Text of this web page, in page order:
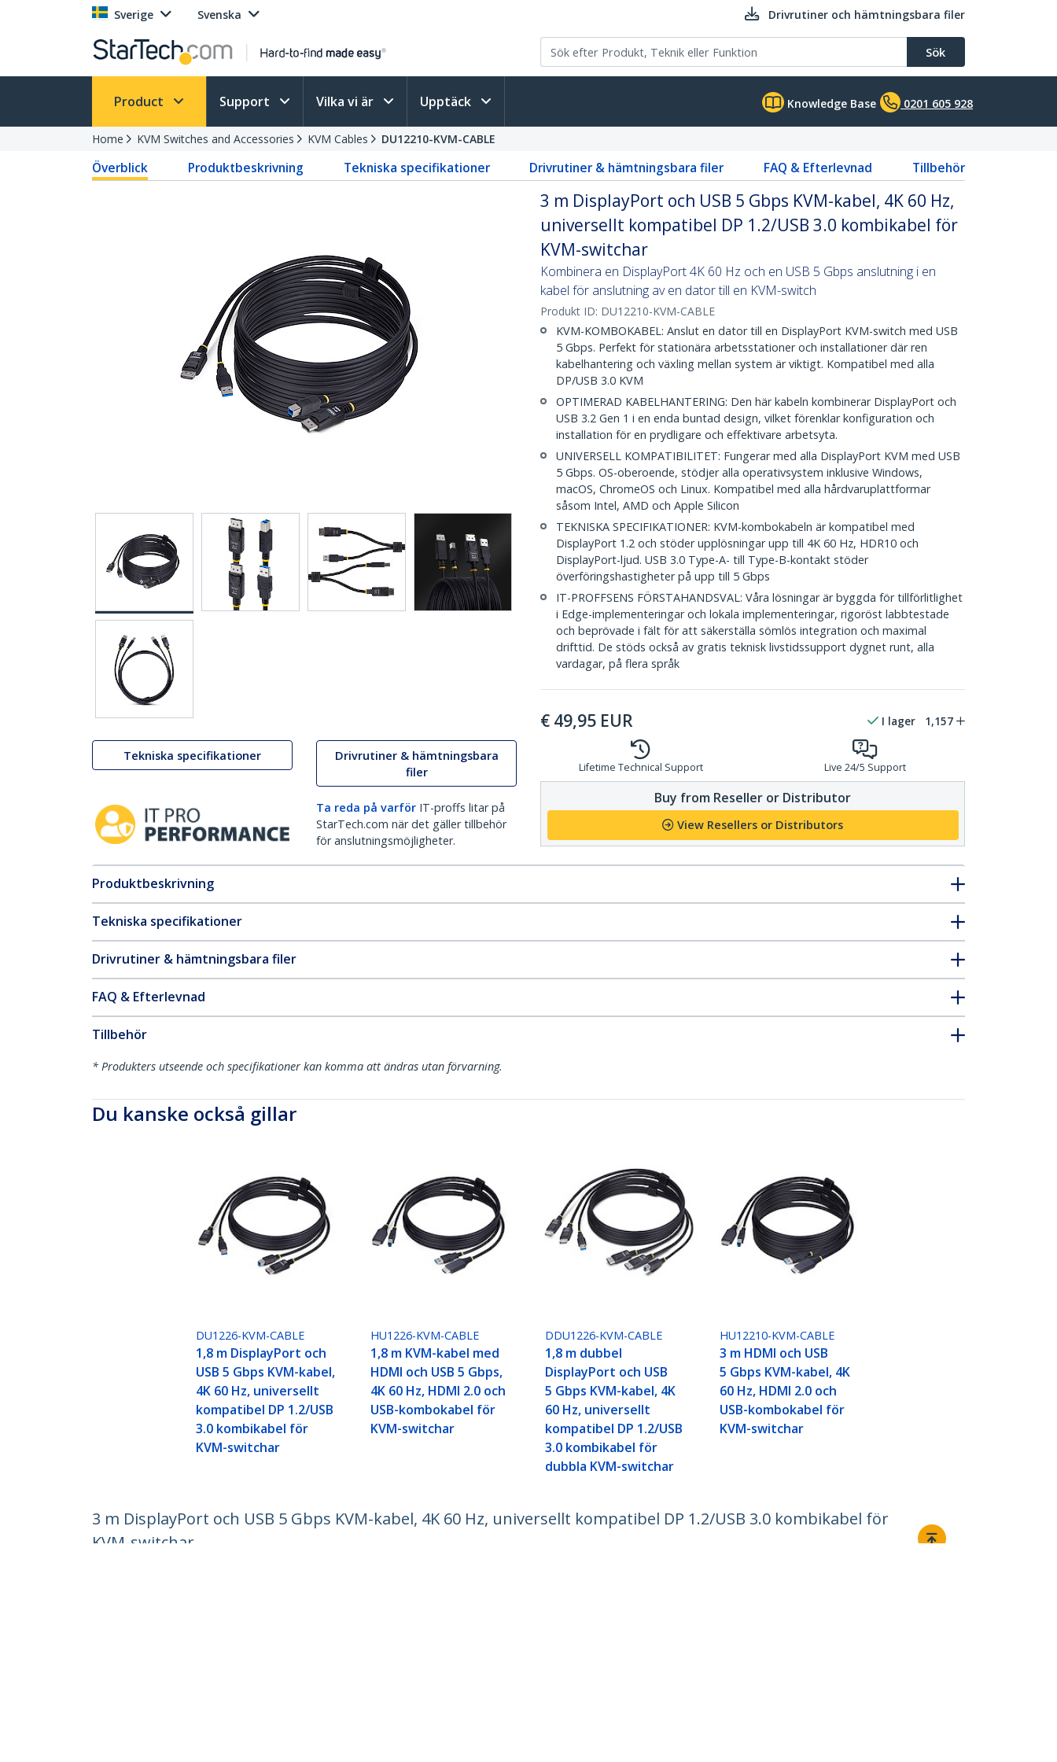
Sverige Svenska Drivrutiner och hämtningsbara filer
Sök
Product Support Vilka vi är Upptäck Knowledge Base 0201 605 928
Home KVM Switches and Accessories KVM Cables DU12210-KVM-CABLE
Överblick Produktbeskrivning Tekniska specifikationer Drivrutiner & hämtningsbara filer FAQ & Efterlevnad Tillbehör
Tekniska specifikationer
Drivrutiner & hämtningsbara
filer
Ta reda på varför IT-proffs litar på
StarTech.com när det gäller tillbehör
för anslutningsmöjligheter.
3 m DisplayPort och USB 5 Gbps KVM-kabel, 4K 60 Hz,
universellt kompatibel DP 1.2/USB 3.0 kombikabel för
KVM-switchar
Kombinera en DisplayPort 4K 60 Hz och en USB 5 Gbps anslutning i en
kabel för anslutning av en dator till en KVM-switch
Produkt ID: DU12210-KVM-CABLE
KVM-KOMBOKABEL: Anslut en dator till en DisplayPort KVM-switch med USB
5 Gbps. Perfekt för stationära arbetsstationer och installationer där ren
kabelhantering och växling mellan system är viktigt. Kompatibel med alla
DP/USB 3.0 KVM
OPTIMERAD KABELHANTERING: Den här kabeln kombinerar DisplayPort och
USB 3.2 Gen 1 i en enda buntad design, vilket förenklar konfiguration och
installation för en prydligare och effektivare arbetsyta.
UNIVERSELL KOMPATIBILITET: Fungerar med alla DisplayPort KVM med USB
5 Gbps. OS-oberoende, stödjer alla operativsystem inklusive Windows,
macOS, ChromeOS och Linux. Kompatibel med alla hårdvaruplattformar
såsom Intel, AMD och Apple Silicon
TEKNISKA SPECIFIKATIONER: KVM-kombokabeln är kompatibel med
DisplayPort 1.2 och stöder upplösningar upp till 4K 60 Hz, HDR10 och
DisplayPort-ljud. USB 3.0 Type-A- till Type-B-kontakt stöder
överföringshastigheter på upp till 5 Gbps
IT-PROFFSENS FÖRSTAHANDSVAL: Våra lösningar är byggda för tillförlitlighet
i Edge-implementeringar och lokala implementeringar, rigoröst labbtestade
och beprövade i fält för att säkerställa sömlös integration och maximal
drifttid. De stöds också av gratis teknisk livstidssupport dygnet runt, alla
vardagar, på flera språk
€ 49,95 EUR I lager 1,157
Lifetime Technical Support Live 24/5 Support
Buy from Reseller or Distributor
View Resellers or Distributors
Produktbeskrivning
Tekniska specifikationer
Drivrutiner & hämtningsbara filer
FAQ & Efterlevnad
Tillbehör
* Produkters utseende och specifikationer kan komma att ändras utan förvarning.
Du kanske också gillar
DU1226-KVM-CABLE
1,8 m DisplayPort och
USB 5 Gbps KVM-kabel,
4K 60 Hz, universellt
kompatibel DP 1.2/USB
3.0 kombikabel för
KVM-switchar
HU1226-KVM-CABLE
1,8 m KVM-kabel med
HDMI och USB 5 Gbps,
4K 60 Hz, HDMI 2.0 och
USB-kombokabel för
KVM-switchar
DDU1226-KVM-CABLE
1,8 m dubbel
DisplayPort och USB
5 Gbps KVM-kabel, 4K
60 Hz, universellt
kompatibel DP 1.2/USB
3.0 kombikabel för
dubbla KVM-switchar
HU12210-KVM-CABLE
3 m HDMI och USB
5 Gbps KVM-kabel, 4K
60 Hz, HDMI 2.0 och
USB-kombokabel för
KVM-switchar
3 m DisplayPort och USB 5 Gbps KVM-kabel, 4K 60 Hz, universellt kompatibel DP 1.2/USB 3.0 kombikabel för
KVM-switchar